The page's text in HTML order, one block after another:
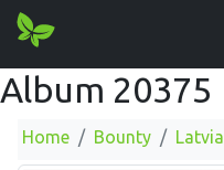
Album 20375
Home Bounty Latvia